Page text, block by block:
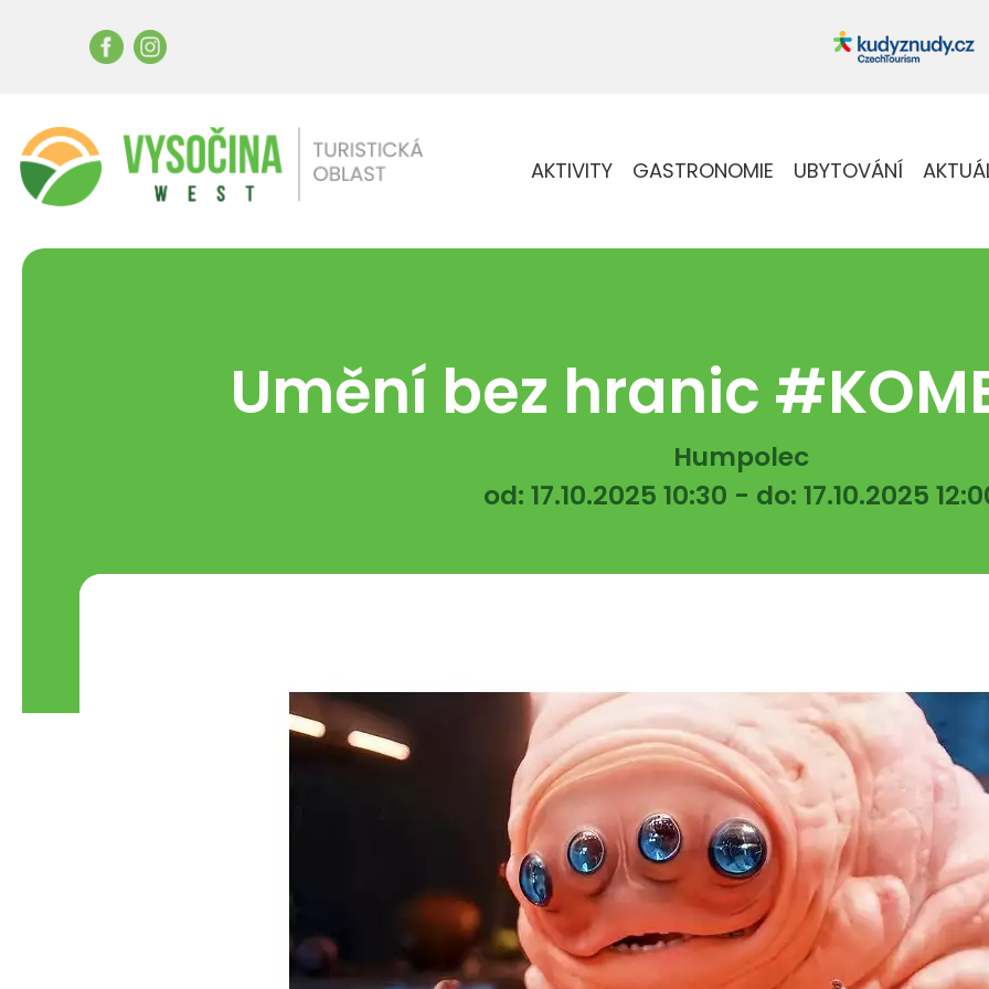
AKTIVITY GASTRONOMIE UBYTOVÁNÍ
Umění bez hranic
Humpolec
od: 17.10.2025 10:30 - do: 17.10.2025